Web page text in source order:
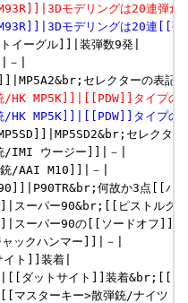
モデリングは20連弾倉
モデリングは20連[[弾
ーグル]]|装弾数9発|
－|
/HK MP5K]]|[[PDW]]タイプの
/HK MP5K]]|[[PDW]]タイプ
セレク
/IMI ウージー]]|－|
/AAI M10]]|－|
何故か3点[[バ
スーパー90&br;[[ピストルグ
ーパー90の[[ソードオフ]]
ックハンマー]]|－|
ト]]装着|
ダットサイト]]装着&br;[[フ
スターキー>散弾銃/ナイツ